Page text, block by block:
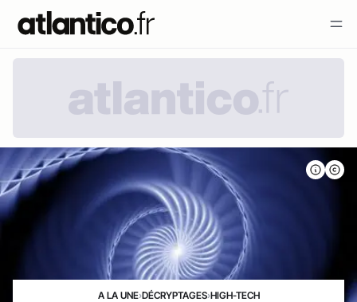
A LA UNE›DÉCRYPTAGES›HIGH-TECH